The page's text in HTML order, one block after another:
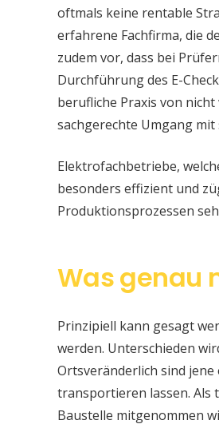
oftmals keine rentable
erfahrene Fachfirma, die
zudem vor, dass bei
Durchführung des E-
berufliche Praxis von
sachgerechte Umgang
Elektrofachbetriebe,
besonders effizient und
Produktionsprozessen
Was genau
Prinzipiell kann gesagt
werden. Unterschieden
Ortsveränderlich sind
transportieren lassen. Als
Baustelle mitgenommen